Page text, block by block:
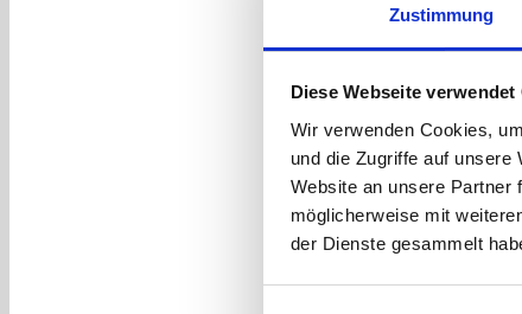
Zustimmung
Diese Webseite verwendet
Wir verwenden Cookies,
und die Zugriffe auf unsere
Website an unsere Partner
möglicherweise mit
der Dienste gesammelt